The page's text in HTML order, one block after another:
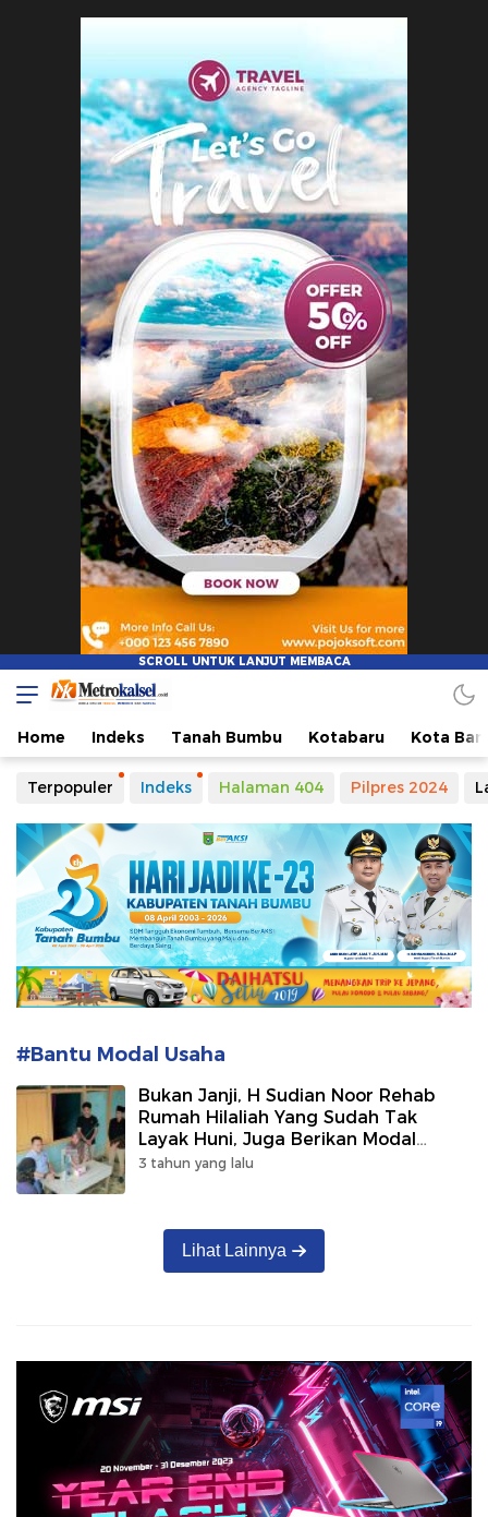
Metro Kalsel
Media Online Terkini, Faktual dan Mendidik
Home Indeks Tanah Bumbu Kotabaru Kota
Terpopuler Indeks Halaman 404 Pilpres 2024
#Bantu Modal Usaha
Bukan Janji, H Sudian Noor Rehab
Rumah Hilaliah Yang Sudah Tak
Layak Huni, Juga Berikan Modal
Usaha
3 tahun yang lalu
Lihat Lainnya